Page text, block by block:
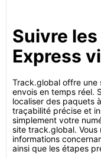
Suivre
Express
Track.global offre une
envois en temps réel.
localiser des paquets
traçabilité précise et
simplement votre
site track.global.
informations
ainsi que les étapes